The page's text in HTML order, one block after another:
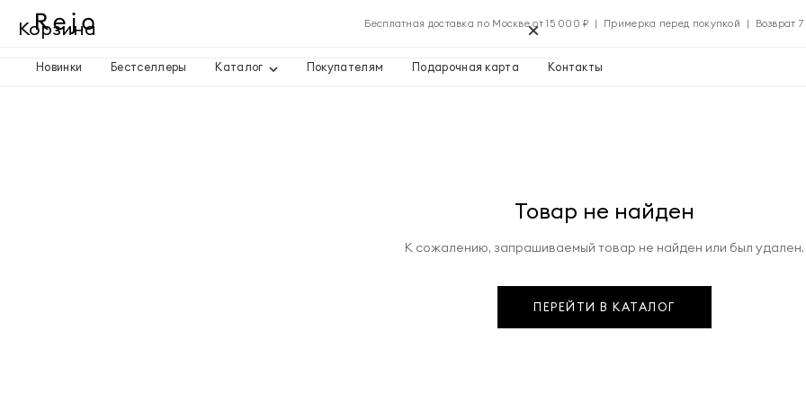
Бесплатная доставка по Москве от 15 000 ₽ | Примерка перед покупкой | Возврат 7
Новинки Бестселлеры Каталог Покупателям Подарочная карта Контакты
Товар не найден
К сожалению, запрашиваемый товар не найден или был удален.
ПЕРЕЙТИ В КАТАЛОГ
Корзина ×
Применить